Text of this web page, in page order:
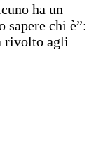
ha un
sapere chi è”:
rivolto agli